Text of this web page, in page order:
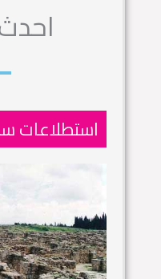
استطلاعات